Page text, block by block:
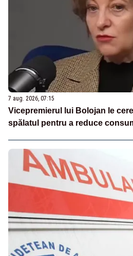
7 aug. 2026, 07:15
Vicepremierul lui Bolojan le
spălatul pentru a reduce